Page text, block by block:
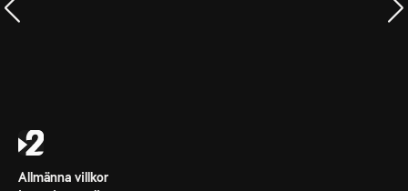
Allmänna villkor